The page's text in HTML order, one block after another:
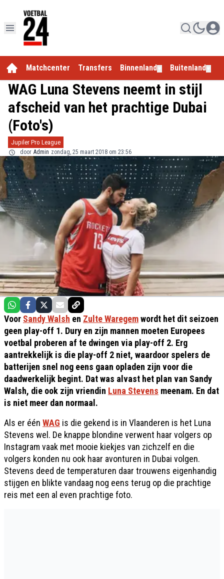
Matchcenter Transfers Binnenland Buitenland
WAG Luna Stevens neemt in stijl
afscheid van het prachtige Dubai
(Foto's)
Jupiler Pro League
door Admin zondag, 25 maart 2018 om 23:56
Voor Sandy Walsh en Zulte Waregemwordt het dit seizoen
geen play-off 1. Dury en zijn mannen moeten Europees
voetbal proberen af te dwingen via play-off 2. Erg
aantrekkelijk is die play-off 2 niet, waardoor spelers de
batterijen snel nog eens gaan opladen zijn voor die
daadwerkelijk begint. Dat was alvast het plan van Sandy
Walsh, die ook zijn vriendin Luna Stevens meenam. En dat
is niet meer dan normaal.
Als er één WAG is die gekend is in Vlaanderen is het Luna
Stevens wel. De knappe blondine verwent haar volgers op
Instagram vaak met mooie kiekjes van zichzelf en die
volgers konden nu ook haar avonturen in Dubai volgen.
Stevens deed de temperaturen daar trouwens eigenhandig
stijgen en blikte vandaag nog eens terug op die prachtige
reis met een al even prachtige foto.